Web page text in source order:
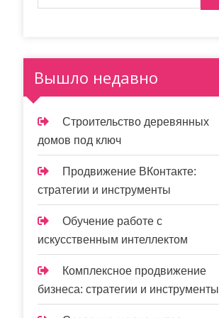
Вышло недавно
Строительство деревянных
домов под ключ
Продвижение ВКонтакте:
стратегии и инструменты
Обучение работе с
искусственным интеллектом
Комплексное продвижение
бизнеса: стратегии и инструменты